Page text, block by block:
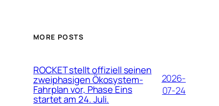
MORE POSTS
ROCKET stellt offiziell seinen
zweiphasigen Ökosystem-
Fahrplan vor, Phase Eins
startet am 24. Juli.
2026-
07-24